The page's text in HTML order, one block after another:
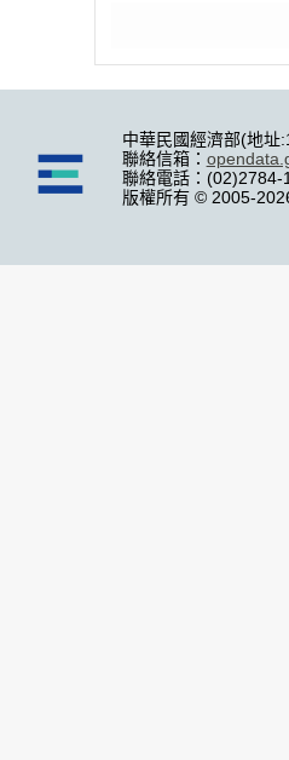
中華民國經濟部(地址
聯絡信箱：
聯絡電話：(02)2784-
版權所有 © 2005-